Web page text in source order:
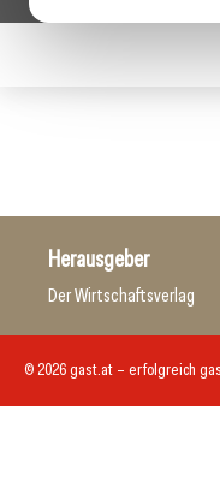
Herausgeber
Der Wirtschaftsverlag
© 2026 gast.at – erfolgreich